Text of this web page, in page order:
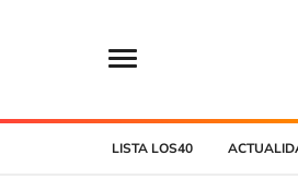
LISTA LOS40